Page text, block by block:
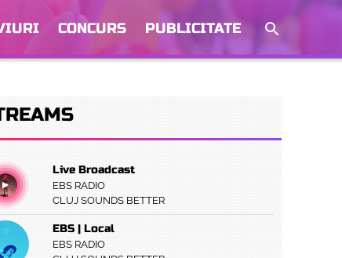
CONCURS PUBLICITATE
Live Broadcast
EBS RADIO
CLUJ SOUNDS BETTER
EBS | Local
EBS RADIO